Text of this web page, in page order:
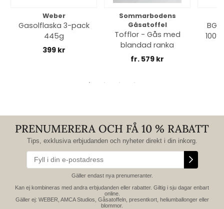
Weber
Gasolflaska 3-pack
445g
399 kr
Sommarbodens
Gåsatoffel
Tofflor - Gås med
blandad ranka
fr. 579 kr
PRENUMERERA OCH FÅ 10 % RABATT
Tips, exklusiva erbjudanden och nyheter direkt i din inkorg.
Gäller endast nya prenumeranter.
Kan ej kombineras med andra erbjudanden eller rabatter. Giltig i sju dagar enbart
online.
Gäller ej: WEBER, AMCA Studios, Gåsatoffeln, presentkort, heliumballonger eller
blommor.